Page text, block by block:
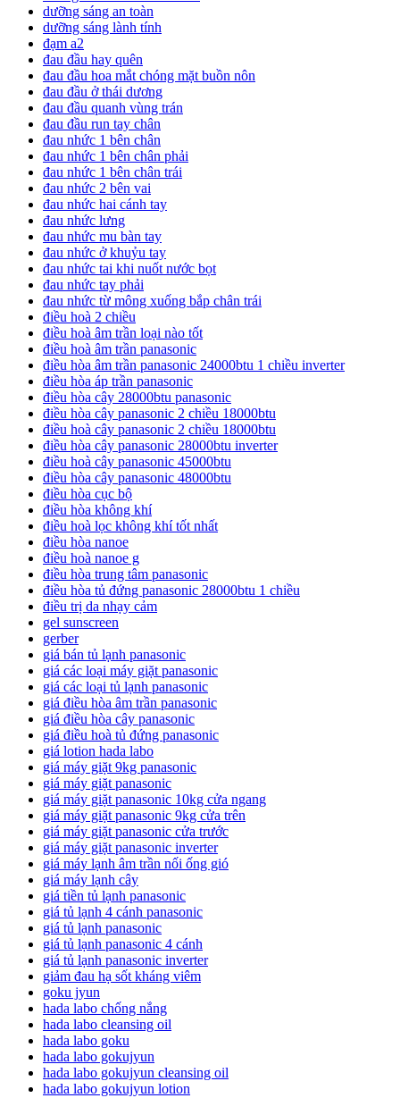
dưỡng sáng an toàn
dưỡng sáng lành tính
đạm a2
đau đầu hay quên
đau đầu hoa mắt chóng mặt buồn nôn
đau đầu ở thái dương
đau đầu quanh vùng trán
đau đầu run tay chân
đau nhức 1 bên chân
đau nhức 1 bên chân phải
đau nhức 1 bên chân trái
đau nhức 2 bên vai
đau nhức hai cánh tay
đau nhức lưng
đau nhức mu bàn tay
đau nhức ở khuỷu tay
đau nhức tai khi nuốt nước bọt
đau nhức tay phải
đau nhức từ mông xuống bắp chân trái
điều hoà 2 chiều
điều hoà âm trần loại nào tốt
điều hoà âm trần panasonic
điều hòa âm trần panasonic 24000btu 1 chiều inverter
điều hòa áp trần panasonic
điều hòa cây 28000btu panasonic
điều hòa cây panasonic 2 chiều 18000btu
điều hoà cây panasonic 2 chiều 18000btu
điều hòa cây panasonic 28000btu inverter
điều hoà cây panasonic 45000btu
điều hòa cây panasonic 48000btu
điều hòa cục bộ
điều hòa không khí
điều hoà lọc không khí tốt nhất
điều hòa nanoe
điều hoà nanoe g
điều hòa trung tâm panasonic
điều hòa tủ đứng panasonic 28000btu 1 chiều
điều trị da nhạy cảm
gel sunscreen
gerber
giá bán tủ lạnh panasonic
giá các loại máy giặt panasonic
giá các loại tủ lạnh panasonic
giá điều hòa âm trần panasonic
giá điều hòa cây panasonic
giá điều hoà tủ đứng panasonic
giá lotion hada labo
giá máy giặt 9kg panasonic
giá máy giặt panasonic
giá máy giặt panasonic 10kg cửa ngang
giá máy giặt panasonic 9kg cửa trên
giá máy giặt panasonic cửa trước
giá máy giặt panasonic inverter
giá máy lạnh âm trần nối ống gió
giá máy lạnh cây
giá tiền tủ lạnh panasonic
giá tủ lạnh 4 cánh panasonic
giá tủ lạnh panasonic
giá tủ lạnh panasonic 4 cánh
giá tủ lạnh panasonic inverter
giảm đau hạ sốt kháng viêm
goku jyun
hada labo chống nắng
hada labo cleansing oil
hada labo goku
hada labo gokujyun
hada labo gokujyun cleansing oil
hada labo gokujyun lotion